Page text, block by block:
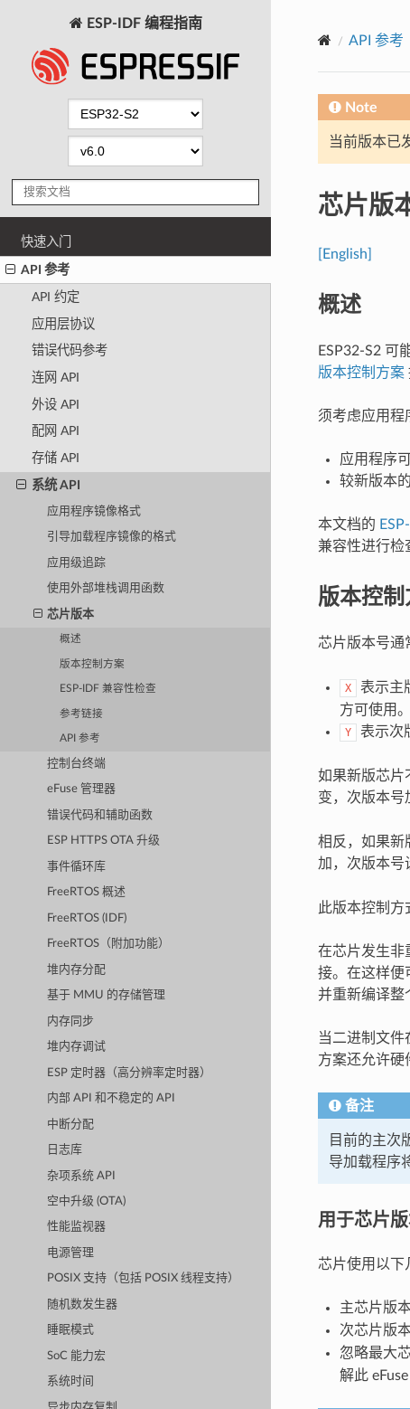
ESP-IDF 编程指南
快速入门
API 参考
API 约定
应用层协议
错误代码参考
连网 API
外设 API
配网 API
存储 API
系统 API
应用程序镜像格式
引导加载程序镜像的格式
应用级追踪
使用外部堆栈调用函数
芯片版本
概述
版本控制方案
ESP-IDF 兼容性检查
参考链接
API 参考
控制台终端
eFuse 管理器
错误代码和辅助函数
ESP HTTPS OTA 升级
事件循环库
FreeRTOS 概述
FreeRTOS (IDF)
FreeRTOS（附加功能）
堆内存分配
基于 MMU 的存储管理
内存同步
堆内存调试
ESP 定时器（高分辨率定时器）
内部 API 和不稳定的 API
中断分配
日志库
杂项系统 API
空中升级 (OTA)
性能监视器
电源管理
POSIX 支持（包括 POSIX 线程支持）
随机数发生器
睡眠模式
SoC 能力宏
系统时间
API 参考
Note
当前版本已
芯片版
[English]
概述
ESP32-S2 可
版本控制方案
须考虑应用程
应用程序
较新版本
本文档的
兼容性进行检
版本控
芯片版本号通
X
表示主
方可使用。
Y 表示次
如果新版芯片
变，次版本号
相反，如果新
加，次版本号
此版本控制方
在芯片发生非
接。在这样便
并重新编译整
当二进制文
方案还允许硬
备注
目前的主次
导加载程序
用于芯片
芯片使用以下
主芯片版
次芯片版
忽略最大
解此 eFuse